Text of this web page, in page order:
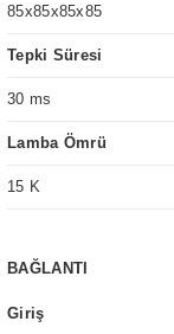
85x85x85x85
Tepki Süresi
30 ms
Lamba Ömrü
15 K
BAĞLANTI
Giriş